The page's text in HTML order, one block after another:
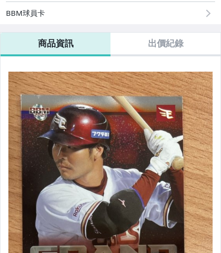
BBM球員卡
商品資訊 出價紀錄